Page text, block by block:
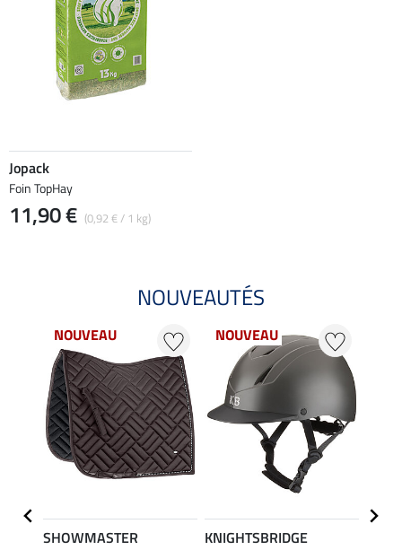
Jopack
Foin TopHay
11,90 € (0,92 € / 1 kg)
NOUVEAUTÉS
NOUVEAU
SHOWMASTER
NOUVEAU
KNIGHTSBRIDGE